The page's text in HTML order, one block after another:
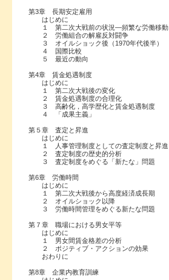
第3章 長期安定雇用
はじめに
１ 第二次大戦前の状況―頻繁な労働移動
２ 労働組合の解雇反対闘争
３ オイルショック後（1970年代後半）
４ 国際比較
５ 最近の動向
第4章 賃金処遇制度
はじめに
１ 第二次大戦後の変化
２ 賃金処遇制度の合理化
３ 高齢化，高学歴化と賃金処遇制度
４ 「成果主義」
第５章 査定と昇進
はじめに
１ 人事管理制度としての査定制度と昇進
２ 査定制度の歴史的分析
３ 査定制度をめぐる「新たな」問題
第6章 労働時間
はじめに
１ 第二次大戦後から高度経済成長期
２ オイルショック以降
３ 労働時間管理をめぐる新たな問題
第７章 職場における男女平等
はじめに
１ 男女間賃金格差の分析
２ ポジティブ・アクションの効果
おわりに
第8章 企業内教育訓練